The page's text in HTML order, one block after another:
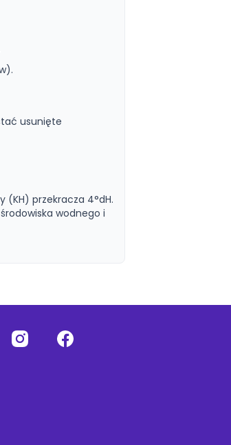
usunięte
przekracza 4°dH.
wodnego i